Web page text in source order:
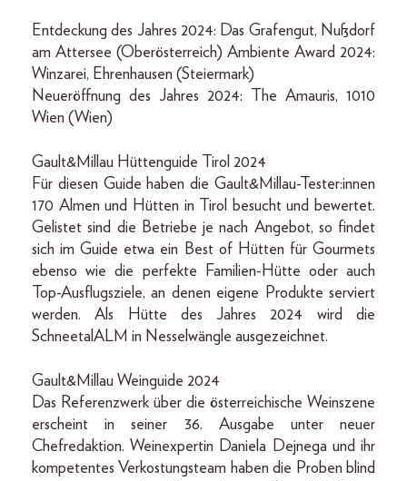
Entdeckung des Jahres 2024: Das Grafengut, Nußdorf
am Attersee (Oberösterreich) Ambiente Award 2024:
Winzarei, Ehrenhausen (Steiermark)
Neueröffnung des Jahres 2024: The Amauris, 1010
Wien (Wien)
Gault&Millau Hüttenguide Tirol 2024
Für diesen Guide haben die Gault&Millau-Tester:innen
170 Almen und Hütten in Tirol besucht und bewertet.
Gelistet sind die Betriebe je nach Angebot, so findet
sich im Guide etwa ein Best of Hütten für Gourmets
ebenso wie die perfekte Familien-Hütte oder auch
Top-Ausflugsziele, an denen eigene Produkte serviert
werden. Als Hütte des Jahres 2024 wird die
SchneetalALM in Nesselwängle ausgezeichnet.
Gault&Millau Weinguide 2024
Das Referenzwerk über die österreichische Weinszene
erscheint in seiner 36. Ausgabe unter neuer
Chefredaktion. Weinexpertin Daniela Dejnega und ihr
kompetentes Verkostungsteam haben die Proben blind